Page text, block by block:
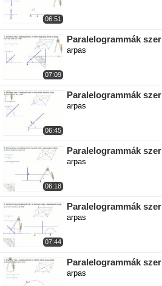
06:51
07:09
Paralelogrammák
arpas
06:45
Paralelogrammák
arpas
06:18
Paralelogrammák
arpas
07:44
Paralelogrammák
arpas
Paralelogrammák
arpas